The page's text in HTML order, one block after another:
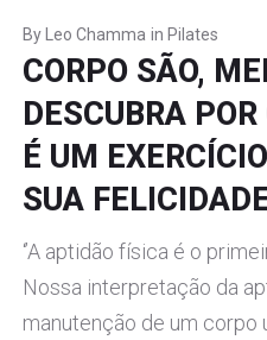
By Leo Chamma in Pilates
CORPO SÃO,
DESCUBRA
É UM
SUA
‘’A aptidão física é o
Nossa interpretação da
manutenção de um corpo